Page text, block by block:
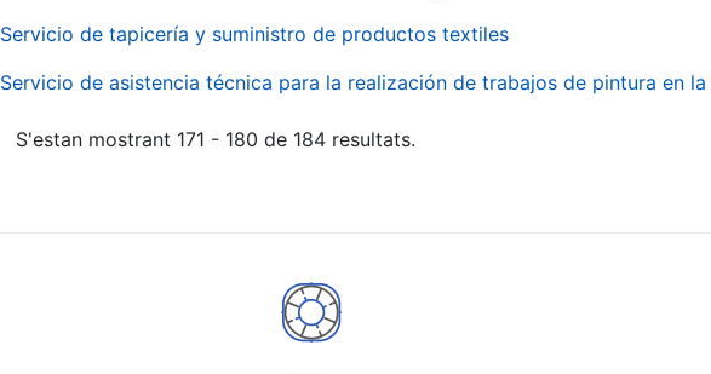
Servicio de tapicería y suministro de productos textiles
Servicio de asistencia técnica para la realización de trabajos de pintura en
S'estan mostrant 171 - 180 de 184 resultats.